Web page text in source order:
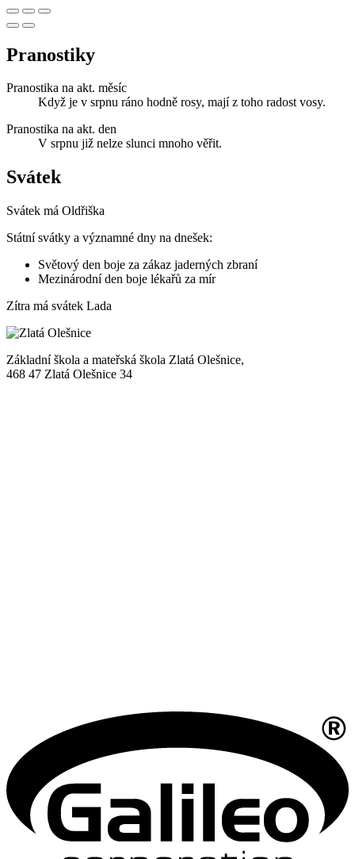
Pranostiky
Pranostika na akt. měsíc
Když je v srpnu ráno hodně rosy, mají z toho radost vosy.
Pranostika na akt. den
V srpnu již nelze slunci mnoho věřit.
Svátek
Svátek má Oldřiška
Státní svátky a významné dny na dnešek:
Světový den boje za zákaz jaderných zbraní
Mezinárodní den boje lékařů za mír
Zítra má svátek Lada
Základní škola a mateřská škola Zlatá Olešnice,
468 47 Zlatá Olešnice 34